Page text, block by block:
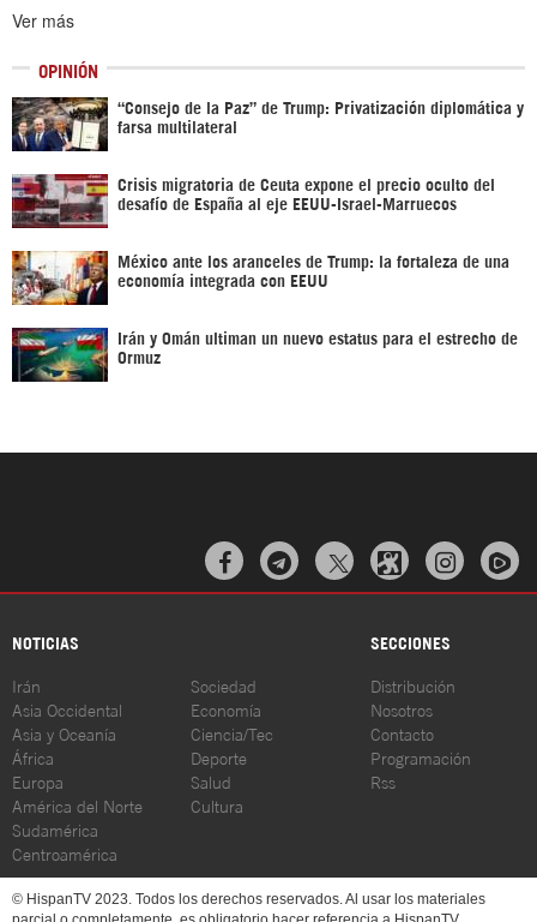
Ver más
OPINIÓN
“Consejo de la Paz” de Trump: Privatización diplomática y
farsa multilateral
Crisis migratoria de Ceuta expone el precio oculto del
desafío de España al eje EEUU-Israel-Marruecos
México ante los aranceles de Trump: la fortaleza de una
economía integrada con EEUU
Irán y Omán ultiman un nuevo estatus para el estrecho de
Ormuz
  
NOTICIAS SECCIONES
Irán
Asia Occidental
Asia y Oceanía
África
Europa
América del Norte
Sudamérica
Centroamérica
Sociedad
Economía
Ciencia/Tec
Deporte
Salud
Cultura
Distribución
Nosotros
Contacto
Programación
Rss
© HispanTV 2023. Todos los derechos reservados. Al usar los materiales